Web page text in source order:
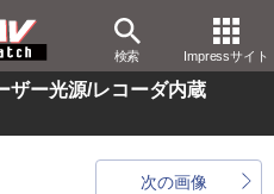
検索 Impressサイト
ー光源/レコーダ内蔵
次の画像